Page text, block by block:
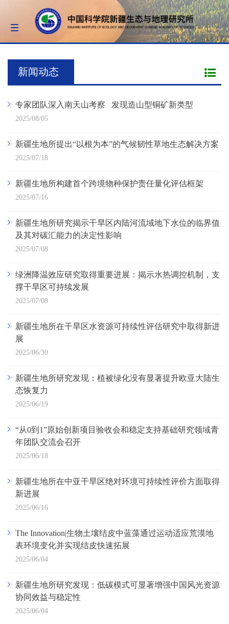
Toggle
navigation
新闻动态
专家团队深入南天山考察 发现造山型铜矿新类型
2025/08/05
新疆生地所提出“以根为本”的气候韧性草地生态解决方案
2025/07/18
新疆生地所构建首个跨境物种保护责任量化评估框架
2025/07/16
新疆生地所研究揭示干旱区内陆河流域地下水位的临界值
及其对碳汇能力的决定性影响
2025/07/08
绿洲降温效应研究取得重要进展：揭示水热调控机制，支
撑干旱区可持续发展
2025/07/08
新疆生地所在干旱区水资源可持续性评估研究中取得新进
展
2025/06/30
新疆生地所研究发现：植被绿化没有显著提升欧亚大陆生
态恢复力
2025/06/19
“从0到1”原始创新项目验收会和稳定支持基础研究领域青
年团队交流会召开
2025/06/18
新疆生地所在中亚干旱区绝对环境可持续性评价方面取得
新进展
2025/06/16
The Innovation|生物土壤结皮中蓝藻通过运动适应荒漠地
表环境变化并实现结皮快速拓展
2025/06/04
新疆生地所研究发现：低碳模式可显著增强中国风光资源
协同效益与稳定性
2025/06/04